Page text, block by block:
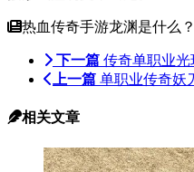
热血传奇手游龙渊是什么？
下一篇 传奇单职业光
上一篇 单职业传奇妖
相关文章